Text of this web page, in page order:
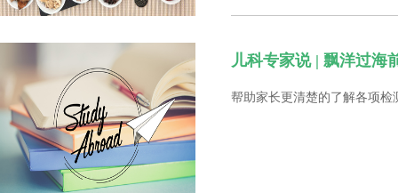
儿科专家说 | 飘洋过海
帮助家长更清楚的了解各项检